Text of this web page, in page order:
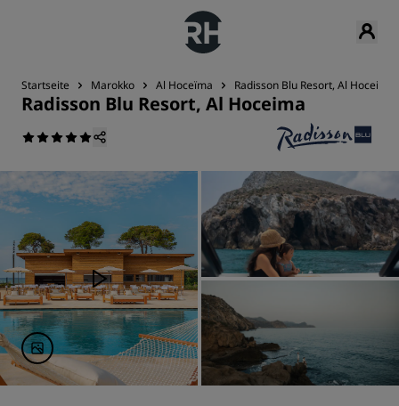
Startseite Marokko Al Hoceïma Radisson Blu Resort, Al Hoceima
Radisson Blu Resort, Al Hoceima